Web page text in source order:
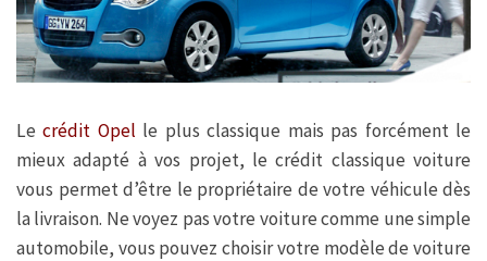
Lecrédit Opel le plus classique mais pas forcément le
mieux adapté à vos projet, le crédit classique voiture
vous permet d’être le propriétaire de votre véhicule dès
la livraison. Ne voyez pas votre voiture comme une simple
automobile, vous pouvez choisir votre modèle de voiture